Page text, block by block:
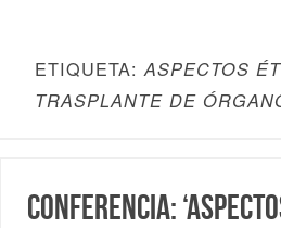
ETIQUETA:ASPECTOS
TRASPLANTE DE
Conferencia: